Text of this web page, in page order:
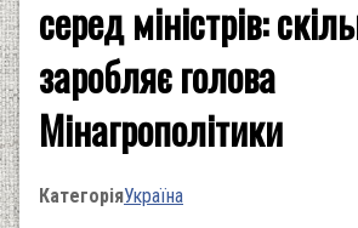
серед міністрів:
заробляє голова
Мінагрополітики
КатегоріяУкраїна